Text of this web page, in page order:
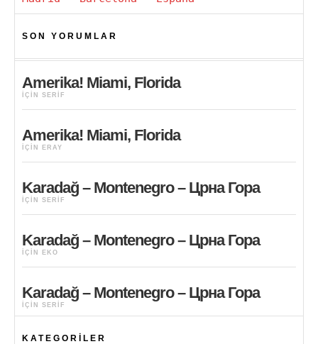
SON YORUMLAR
Amerika! Miami, Florida
IÇIN SERIF
Amerika! Miami, Florida
IÇIN ERAY
Karadağ – Montenegro – Црна Гора
IÇIN SERIF
Karadağ – Montenegro – Црна Гора
IÇIN EKO
Karadağ – Montenegro – Црна Гора
IÇIN SERIF
KATEGORILER